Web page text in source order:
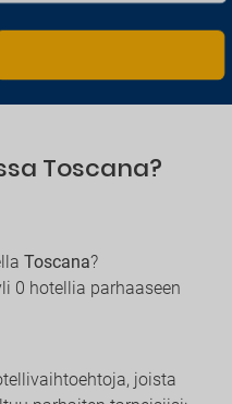
Toscana?
Toscana?
0 hotellia parhaaseen
joista